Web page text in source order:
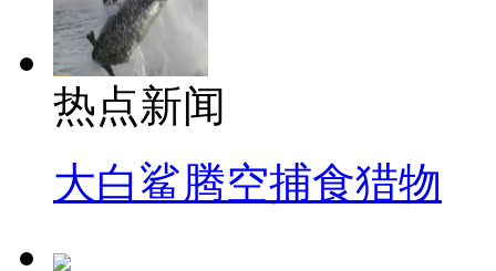
热点新闻
大白鲨腾空捕食猎物